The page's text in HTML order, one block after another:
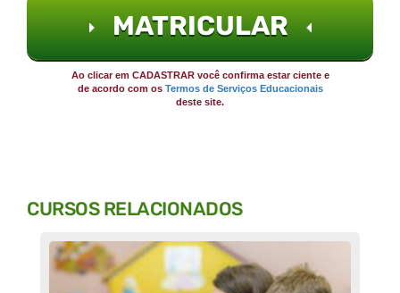
MATRICULAR
Ao clicar em CADASTRAR você confirma estar ciente e
de acordo com os Termos de Serviços Educacionais
deste site.
CURSOS RELACIONADOS